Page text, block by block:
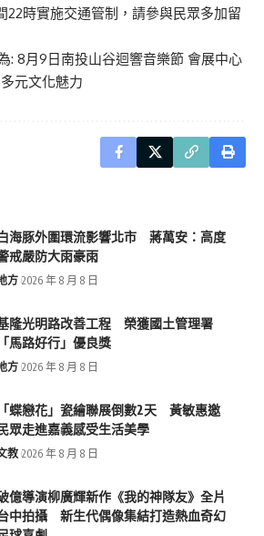
22時實施交通管制，請參與民眾多加留
: 8月9日南投山谷迴響音樂節 會展中心
元文化魅力
海豚外圍環流影響北市 蔣萬安：高度
戒嚴防大雨豪雨
方 2026 年 8 月 8 日
隆光明路改善工程 榮獲國土管理署
「馬路好行」優良獎
方 2026 年 8 月 8 日
「蝶戀花」瓷繪聯展倒數2天 黃敏惠邀
眾走進嘉義感受生活美學
教 2026 年 8 月 8 日
億導演柳廣輝新作《我的神隊友》全片
中拍攝 新生代偶像集結打造熱血奇幻